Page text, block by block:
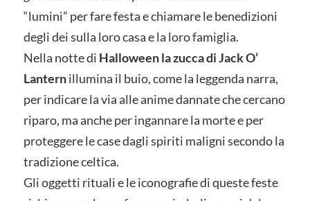
“lumini” per fare festa e chiamare le benedizioni
degli dei sulla loro casa e la loro famiglia.
Nella notte di Halloween la zucca di Jack O’
Lanternillumina il buio, come la leggenda narra,
per indicare la via alle anime dannate che cercano
riparo, ma anche per ingannare la morte e per
proteggere le case dagli spiriti maligni secondo la
tradizione celtica.
Gli oggetti rituali e le iconografie di queste feste